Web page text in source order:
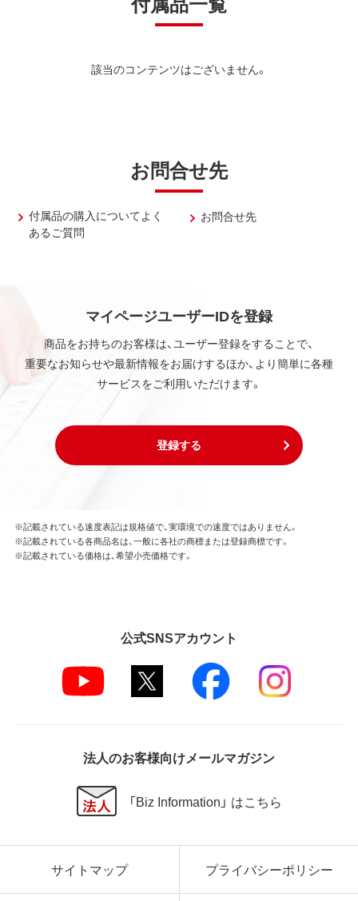
該当のコンテンツはございません。
お問合せ先
付属品の購入についてよく
あるご質問
お問合せ先
マイページユーザーIDを登録
商品をお持ちのお客様は、ユーザー登録をすることで、
重要なお知らせや最新情報をお届けするほか、より簡単に各種
サービスをご利用いただけます。
登録する
※記載されている速度表記は規格値で、実環境での速度ではありません。
※記載されている各商品名は、一般に各社の商標または登録商標です。
※記載されている価格は、希望小売価格です。
公式SNSアカウント
法人のお客様向けメールマガジン
「Biz Information」 はこちら
サイトマップ プライバシーポリシー